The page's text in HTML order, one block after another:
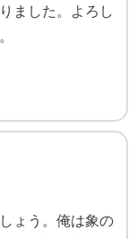
ました。よろし
ょう。俺は象の